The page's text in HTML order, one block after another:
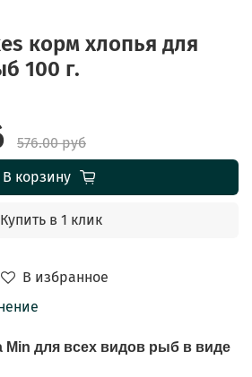
корм хлопья для
100 г.
В избранное
576.00 руб
В корзину
Купить в 1 клик
Min для всех видов рыб в виде